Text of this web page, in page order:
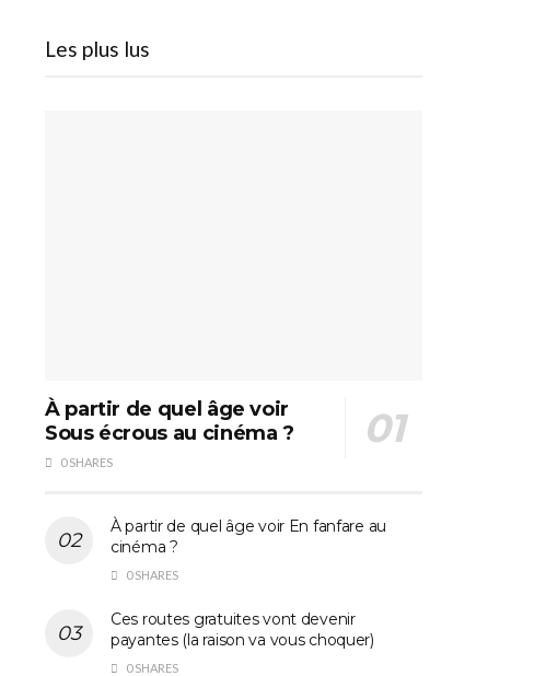
Les plus lus
À partir de quel âge voir
Sous écrous au cinéma ?
0 SHARES
À partir de quel âge voir En fanfare au
cinéma ?
0 SHARES
Ces routes gratuites vont devenir
payantes (la raison va vous choquer)
0 SHARES